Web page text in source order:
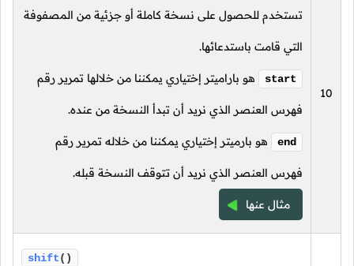
10
تستخدم للحصول على نسخة كاملة أو جزئية من المصفوفة
التي قامت باستدعائها.
start هو باراميتر إختياري يمكننا من خلالها تمرير رقم
فهرس العنصر الذي نريد أن تبدأ النسخة من عنده.
end هو بارميتر إختياري يمكننا من خلاله تمرير رقم
فهرس العنصر الذي نريد أن تتوقف النسخة قبله.
مثال عنها
shift()